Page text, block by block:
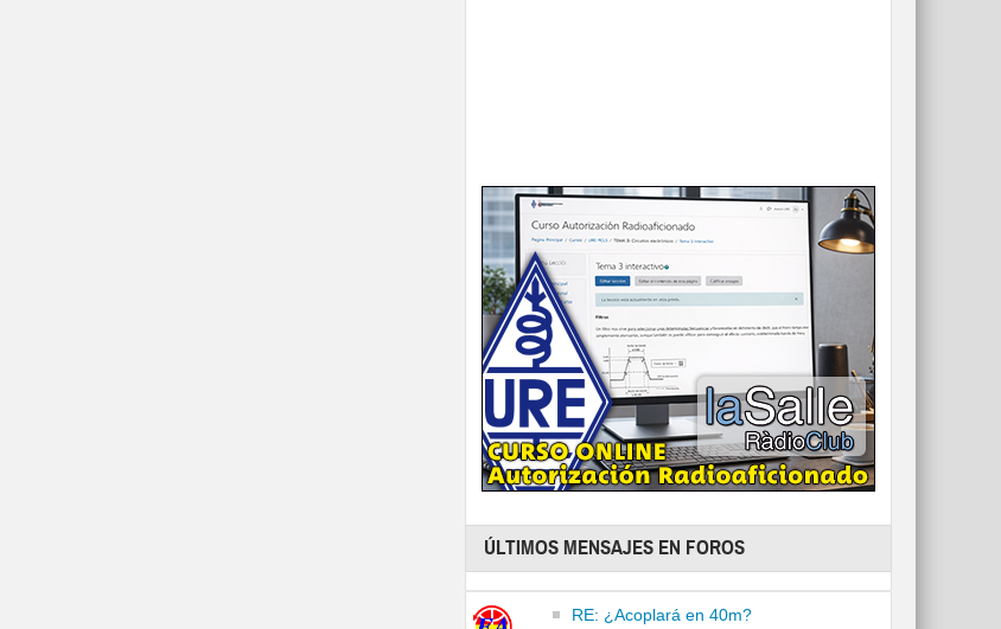
ÚLTIMOS MENSAJES EN FOROS
RE: ¿Acoplará en 40m?